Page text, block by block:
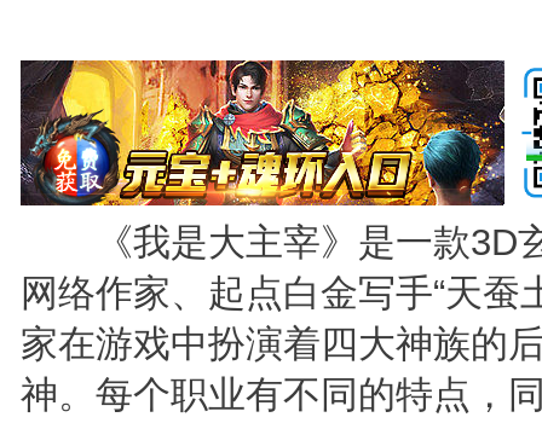
《我是大主宰》是一款3D
网络作家、起点白金写手“天
家在游戏中扮演着四大神族的
神。每个职业有不同的特点，